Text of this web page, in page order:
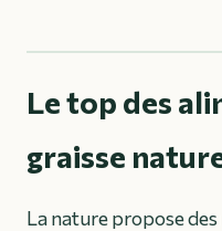
Le top des
graisse
La nature propose